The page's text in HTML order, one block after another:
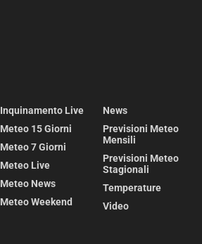
Inquinamento Live
Meteo 15 Giorni
Meteo 7 Giorni
Meteo Live
Meteo News
Meteo Weekend
News
Previsioni Meteo
Mensili
Previsioni Meteo
Stagionali
Temperature
Video